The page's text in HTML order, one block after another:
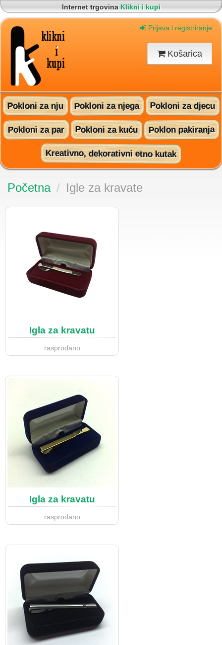
Internet trgovina Klikni i kupi
Korisnički servis095 815 60 16
Brza i sigurna dostava na vašu adresu
Pronađite nas na Facebooku!
Pokloni za nju Pokloni za njega Pokloni za djecu
Pokloni za par Pokloni za kuću Poklon pakiranja
Kreativno, dekorativni etno kutak
Početna / Igle za kravate
Igla za kravatu
rasprodano
Igla za kravatu
rasprodano
Prijava i registriranje
Košarica